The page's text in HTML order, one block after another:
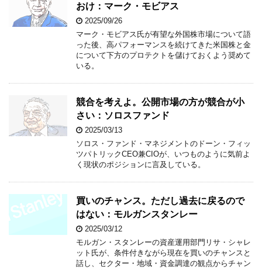
おけ：マーク・モビアス
2025/09/26
マーク・モビアス氏が有望な外国株市場について語
った後、高パフォーマンスを続けてきた米国株と金
について下方のプロテクトを儲けておくよう奨めて
いる。
競合を考えよ。公開市場の方が競合が小
さい：ソロスファンド
2025/03/13
ソロス・ファンド・マネジメントのドーン・フィッ
ツパトリックCEO兼CIOが、いつものように気前よ
く現状のポジションに言及している。
買いのチャンス。ただし過去に戻るので
はない：モルガンスタンレー
2025/03/12
モルガン・スタンレーの資産運用部門リサ・シャレ
ット氏が、条件付きながら現在を買いのチャンスと
話し、セクター・地域・資金調達の観点からチャン